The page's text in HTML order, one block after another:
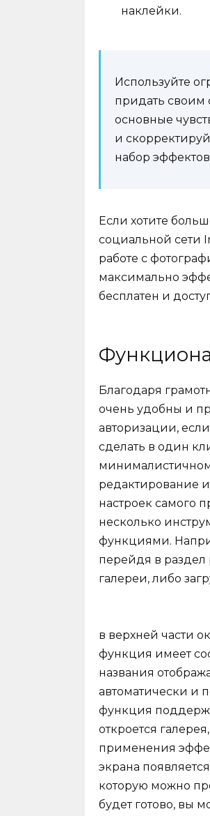
наклейки.
Используйте
придать своим
основные
и
набор
Если хотите
социальной сети
работе с
максимально
бесплатен и
Благодаря
очень удобны и
авторизации,
сделать в один
минималистичном
редактирование
настроек самого
несколько
функциями.
перейдя в
галереи, либо
в верхней части
функция имеет
названия
автоматически и
функция
откроется
применения
экрана
которую можно
будет готово, вы